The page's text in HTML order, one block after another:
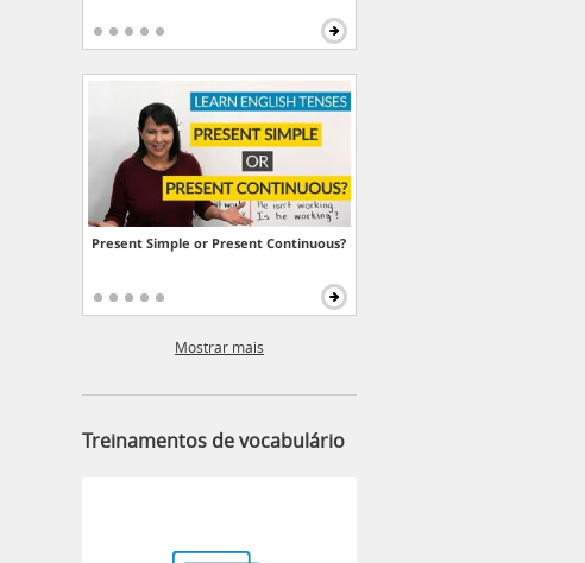
Present Simple or Present Continuous?
Mostrar mais
Treinamentos de vocabulário